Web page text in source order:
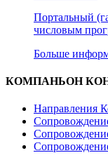
Портальный
числовым
Больше
КОМПАНЬОН
Направления